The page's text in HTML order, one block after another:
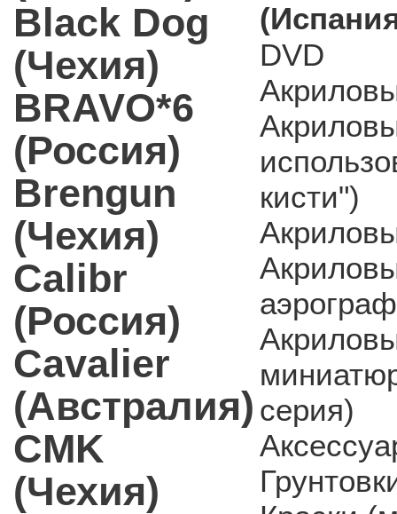
Black Dog
(Чехия)
BRAVO*6
(Россия)
Brengun
(Чехия)
Calibr
(Россия)
Cavalier
(Австралия)
CMK
(Чехия)
DVD
кисти")
серия)